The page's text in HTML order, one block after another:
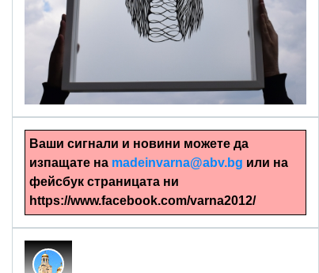
alinapapercut.com
Ръчно изрязани картини
Ваши сигнали и новини можете да
изпащате на madeinvarna@abv.bg или на
фейсбук страницата ни
https://www.facebook.com/varna2012/